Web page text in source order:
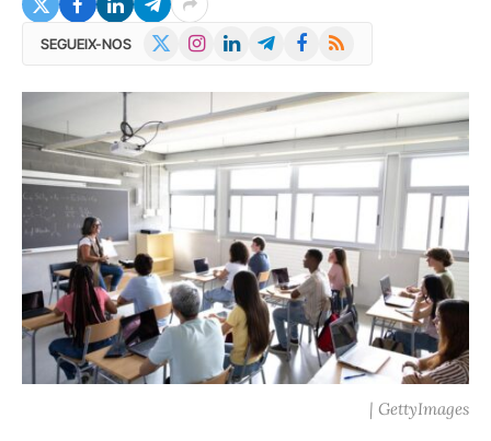
SEGUEIX-NOS InstagramLinkedInTelegramFacebook
RSS
| GettyImages